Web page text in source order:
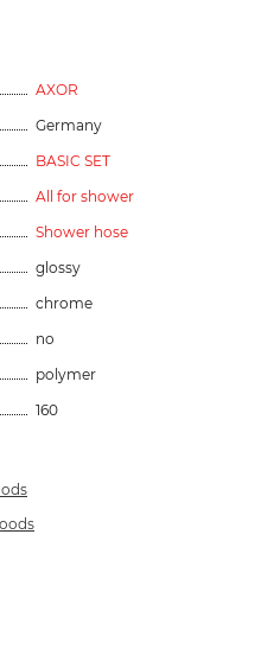
AXOR
Germany
BASIC SET
All for shower
Shower hose
glossy
chrome
no
polymer
160